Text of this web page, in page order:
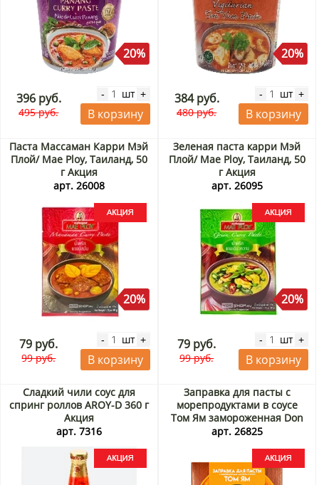
20%
396 руб.
495 руб.
- шт +
В корзину
20%
384 руб.
480 руб.
- шт +
В корзину
Паста Массаман Карри Мэй
Плой/ Mae Ploy, Таиланд, 50
г Акция
арт. 26008
20%
79 руб.
99 руб.
- шт +
В корзину
Зеленая паста карри Мэй
Плой/ Mae Ploy, Таиланд, 50
г Акция
арт. 26095
20%
79 руб.
99 руб.
- шт +
В корзину
Сладкий чили соус для
спринг роллов AROY-D 360 г
Акция
арт. 7316
Заправка для пасты с
морепродуктами в соусе
Том Ям замороженная Don
Kreveton, 200 г Акция
арт. 26825